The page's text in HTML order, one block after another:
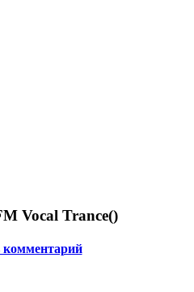
Vocal Trance()
комментарий